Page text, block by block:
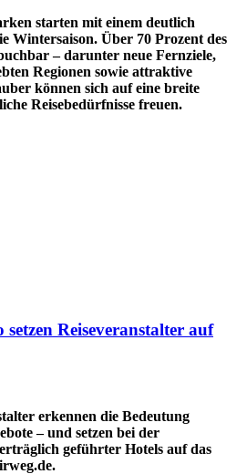
starten mit einem deutlich
Wintersaison. Über 70 Prozent des
– darunter neue Fernziele,
Regionen sowie attraktive
können sich auf eine breite
Reisebedürfnisse freuen.
Reiseveranstalter auf
erkennen die Bedeutung
– und setzen bei der
geführter Hotels auf das